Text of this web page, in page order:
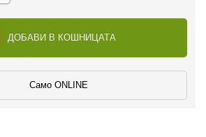
ДОБАВИ В КОШНИЦАТА
Само ONLINE